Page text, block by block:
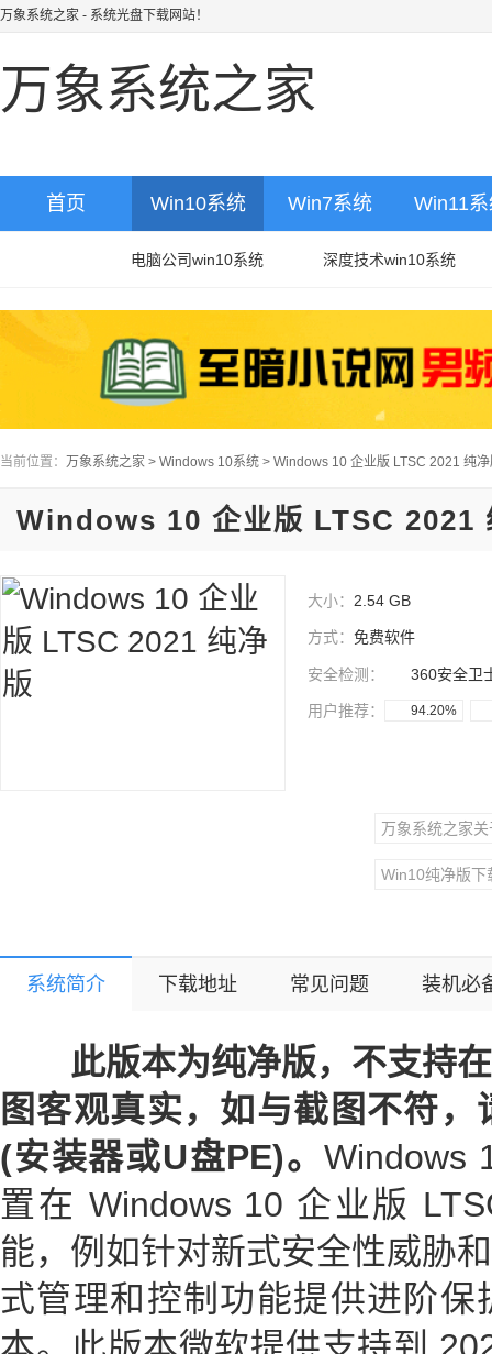
万象系统之家 - 系统光盘下载网站！
万象系统之家
首页 Win10系统 Win7系统 Win11
电脑公司win10系统 深度技术win10系统
当前位置： 万象系统之家 > Windows 10系统 > Windows 10 企业版 LTSC 2021 纯
Windows 10 企业版 LTSC 2021
大小： 2.54 GB
方式： 免费软件
安全检测： 360安全卫
用户推荐： 94.20%
万象系统之家
Win10纯净版下
系统简介 下载地址 常见问题 装机必
此版本为纯净版，不支持
图客观真实，如与截图不符
(安装器或U盘PE)。 Windows
置在 Windows 10 企业版
能，例如针对新式安全性威胁
式管理和控制功能提供进阶